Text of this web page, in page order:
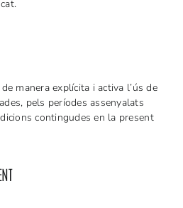
de manera explícita i activa l’ús de
pels períodes assenyalats
contingudes en la present